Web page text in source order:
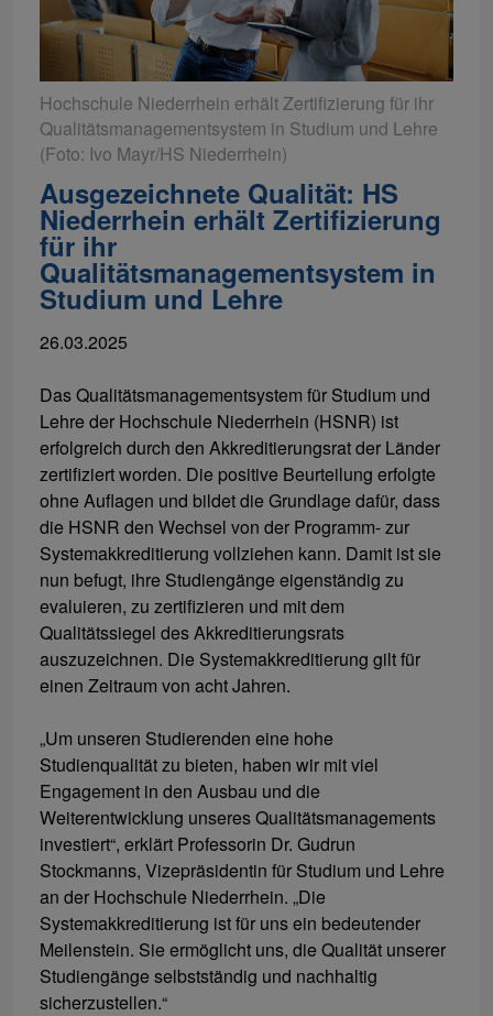
Hochschule Niederrhein erhält Zertifizierung für ihr
Qualitätsmanagementsystem in Studium und Lehre
(Foto: Ivo Mayr/HS Niederrhein)
Ausgezeichnete Qualität: HS
Niederrhein erhält Zertifizierung
für ihr
Qualitätsmanagementsystem in
Studium und Lehre
26.03.2025
Das Qualitätsmanagementsystem für Studium und
Lehre der Hochschule Niederrhein (HSNR) ist
erfolgreich durch den Akkreditierungsrat der Länder
zertifiziert worden. Die positive Beurteilung erfolgte
ohne Auflagen und bildet die Grundlage dafür, dass
die HSNR den Wechsel von der Programm- zur
Systemakkreditierung vollziehen kann. Damit ist sie
nun befugt, ihre Studiengänge eigenständig zu
evaluieren, zu zertifizieren und mit dem
Qualitätssiegel des Akkreditierungsrats
auszuzeichnen. Die Systemakkreditierung gilt für
einen Zeitraum von acht Jahren.
„Um unseren Studierenden eine hohe
Studienqualität zu bieten, haben wir mit viel
Engagement in den Ausbau und die
Weiterentwicklung unseres Qualitätsmanagements
investiert“, erklärt Professorin Dr. Gudrun
Stockmanns, Vizepräsidentin für Studium und Lehre
an der Hochschule Niederrhein. „Die
Systemakkreditierung ist für uns ein bedeutender
Meilenstein. Sie ermöglicht uns, die Qualität unserer
Studiengänge selbstständig und nachhaltig
sicherzustellen.“